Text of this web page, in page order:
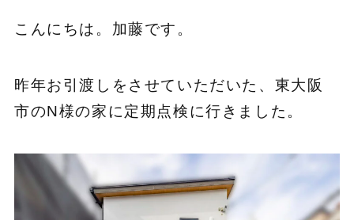
こんにちは。加藤です。
昨年お引渡しをさせていただいた、東大阪
市のN様の家に定期点検に行きました。